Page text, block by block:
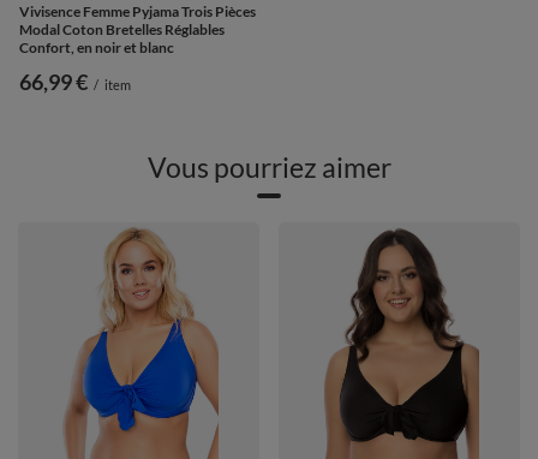
Vivisence Femme Pyjama Trois Pièces
Modal Coton Bretelles Réglables
Confort, en noir et blanc
66,99 € / item
Vous pourriez aimer